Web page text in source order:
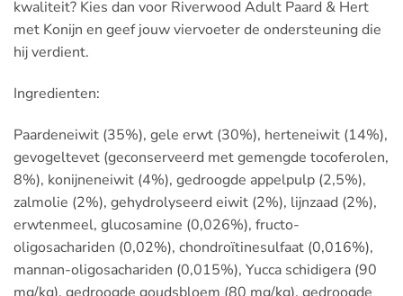
kwaliteit? Kies dan voor Riverwood Adult Paard & Hert
met Konijn en geef jouw viervoeter de ondersteuning die
hij verdient.
Ingredienten:
Paardeneiwit (35%), gele erwt (30%), herteneiwit (14%),
gevogeltevet (geconserveerd met gemengde tocoferolen,
8%), konijneneiwit (4%), gedroogde appelpulp (2,5%),
zalmolie (2%), gehydrolyseerd eiwit (2%), lijnzaad (2%),
erwtenmeel, glucosamine (0,026%), fructo-
oligosachariden (0,02%), chondroïtinesulfaat (0,016%),
mannan-oligosachariden (0,015%), Yucca schidigera (90